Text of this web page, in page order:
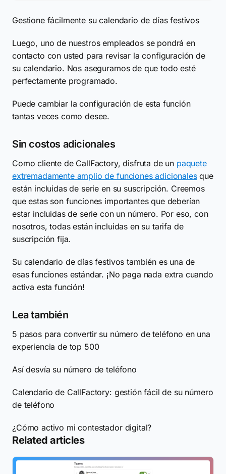
Gestione fácilmente su calendario de días festivos
Luego, uno de nuestros empleados se pondrá en
contacto con usted para revisar la configuración de
su calendario. Nos aseguramos de que todo esté
perfectamente programado.
Puede cambiar la configuración de esta función
tantas veces como desee.
Sin costos adicionales
Como cliente de CallFactory, disfruta de un paquete
extremadamente amplio de funciones adicionalesque
están incluidas de serie en su suscripción. Creemos
que estas son funciones importantes que deberían
estar incluidas de serie con un número. Por eso, con
nosotros, todas están incluidas en su tarifa de
suscripción fija.
Su calendario de días festivos también es una de
esas funciones estándar. ¡No paga nada extra cuando
activa esta función!
Lea también
5 pasos para convertir su número de teléfono en una
experiencia de top 500
Así desvía su número de teléfono
Calendario de CallFactory: gestión fácil de su número
de teléfono
¿Cómo activo mi contestador digital?
Related articles